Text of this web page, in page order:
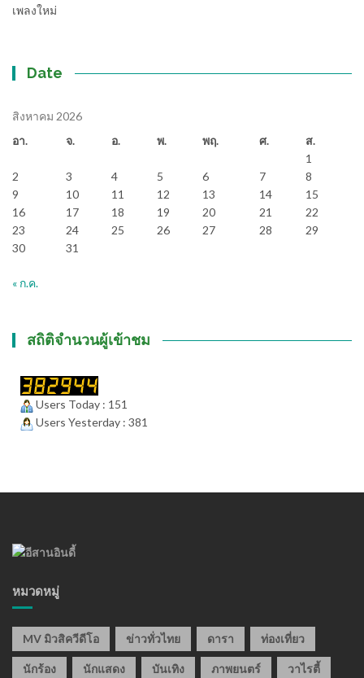
เพลงใหม่
Date
สิงหาคม 2026
อา.
จ. อ. พ. พฤ. ศ.
ส.
1
2
3 4 5 6 7
8
9
10 11 12 13 14
15
16
17 18 19 20 21
22
23
24 25 26 27 28
29
30
31
« ก.ค.
สถิติจำนวนผู้เข้าชม
Users Today : 151
Users Yesterday : 381
หมวดหมู่
MV มิวสิควีดีโอ ข่าวทั่วไทย ดารา ท่องเที่ยว
นักร้อง นักแสดง บันเทิง ภาพยนตร์ วาไรตี้